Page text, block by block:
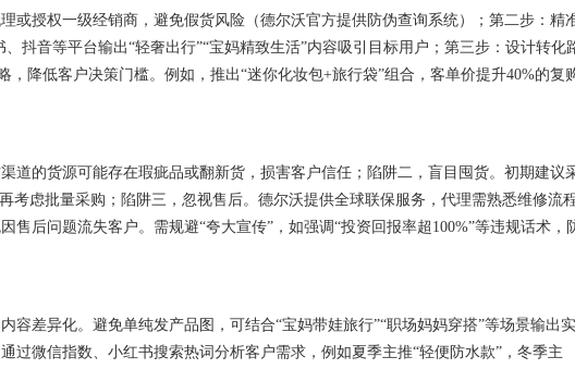
或授权一级经销商，避免假货风险（德尔沃官方提供防伪查询系统）；第二步：精
抖音等平台输出“轻奢出行”“宝妈精致生活”内容吸引目标用户；第三步：设计转化
，降低客户决策门槛。例如，推出“迷你化妆包+旅行袋”组合，客单价提升40%的复
道的货源可能存在瑕疵品或翻新货，损害客户信任；陷阱二，盲目囤货。初期建议
考虑批量采购；陷阱三，忽视售后。德尔沃提供全球联保服务，代理需熟悉维修流
售后问题流失客户。需规避“夸大宣传”，如强调“投资回报率超100%”等违规话术，
容差异化。避免单纯发产品图，可结合“宝妈带娃旅行”“职场妈妈穿搭”等场景输出
过微信指数、小红书搜索热词分析客户需求，例如夏季主推“轻便防水款”，冬季主